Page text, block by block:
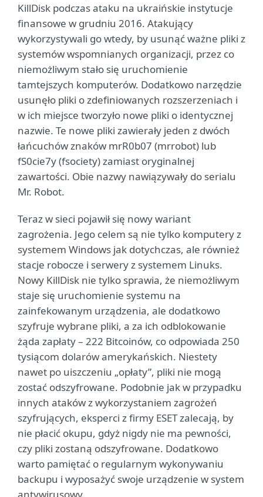
KillDisk podczas ataku na ukraińskie instytucje
finansowe w grudniu 2016. Atakujący
wykorzystywali go wtedy, by usunąć ważne pliki z
systemów wspomnianych organizacji, przez co
niemożliwym stało się uruchomienie
tamtejszych komputerów. Dodatkowo narzędzie
usunęło pliki o zdefiniowanych rozszerzeniach i
w ich miejsce tworzyło nowe pliki o identycznej
nazwie. Te nowe pliki zawierały jeden z dwóch
łańcuchów znaków mrR0b07 (mrrobot) lub
fS0cie7y (fsociety) zamiast oryginalnej
zawartości. Obie nazwy nawiązywały do serialu
Mr. Robot.
Teraz w sieci pojawił się nowy wariant
zagrożenia. Jego celem są nie tylko komputery z
systemem Windows jak dotychczas, ale również
stacje robocze i serwery z systemem Linuks.
Nowy KillDisk nie tylko sprawia, że niemożliwym
staje się uruchomienie systemu na
zainfekowanym urządzenia, ale dodatkowo
szyfruje wybrane pliki, a za ich odblokowanie
żąda zapłaty – 222 Bitcoinów, co odpowiada 250
tysiącom dolarów amerykańskich. Niestety
nawet po uiszczeniu „opłaty”, pliki nie mogą
zostać odszyfrowane. Podobnie jak w przypadku
innych ataków z wykorzystaniem zagrożeń
szyfrujących, eksperci z firmy ESET zalecają, by
nie płacić okupu, gdyż nigdy nie ma pewności,
czy pliki zostaną odszyfrowane. Dodatkowo
warto pamiętać o regularnym wykonywaniu
backupu i wyposażyć swoje urządzenie w system